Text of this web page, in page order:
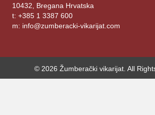
10432, Bregana Hrvatska
t: +385 1 3387 600
m: info@zumberacki-vikarijat.com
© 2026 Žumberački vikarijat. All